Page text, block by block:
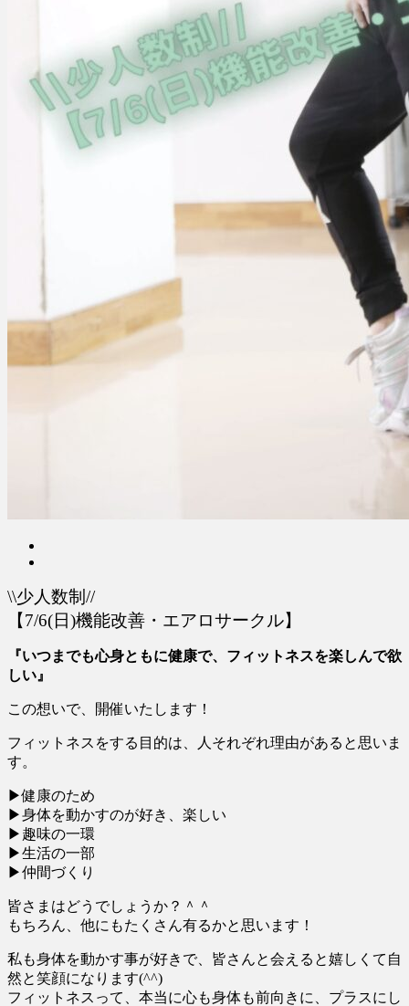
\\少人数制//
【7/6(日)機能改善・エアロサークル】
『いつまでも心身ともに健康で、フィットネスを楽しんで欲
しい』
この想いで、開催いたします！
フィットネスをする目的は、人それぞれ理由があると思いま
す。
▶︎健康のため
▶︎身体を動かすのが好き、楽しい
▶︎趣味の一環
▶︎生活の一部
▶︎仲間づくり
皆さまはどうでしょうか？＾＾
もちろん、他にもたくさん有るかと思います！
私も身体を動かす事が好きで、皆さんと会えると嬉しくて自
然と笑顔になります(^^)
フィットネスって、本当に心も身体も前向きに、プラスにし